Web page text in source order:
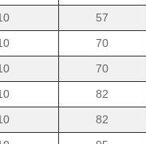
57
70
70
82
82